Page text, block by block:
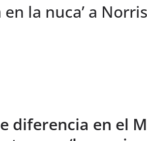
la nuca’ a
diferencia en el